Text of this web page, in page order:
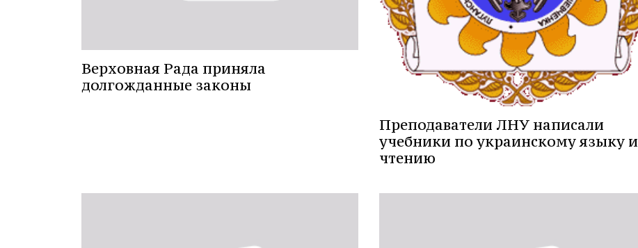
Верховная Рада приняла
долгожданные законы
Преподаватели ЛНУ написали
учебники по украинскому языку и
чтению